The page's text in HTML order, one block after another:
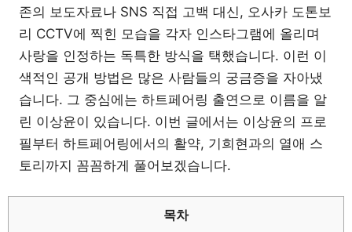
존의 보도자료나 SNS 직접 고백 대신, 오사카 도톤보
리 CCTV에 찍힌 모습을 각자 인스타그램에 올리며
사랑을 인정하는 독특한 방식을 택했습니다. 이런 이
색적인 공개 방법은 많은 사람들의 궁금증을 자아냈
습니다. 그 중심에는 하트페어링 출연으로 이름을 알
린 이상윤이 있습니다. 이번 글에서는 이상윤의 프로
필부터 하트페어링에서의 활약, 기희현과의 열애 스
토리까지 꼼꼼하게 풀어보겠습니다.
목차